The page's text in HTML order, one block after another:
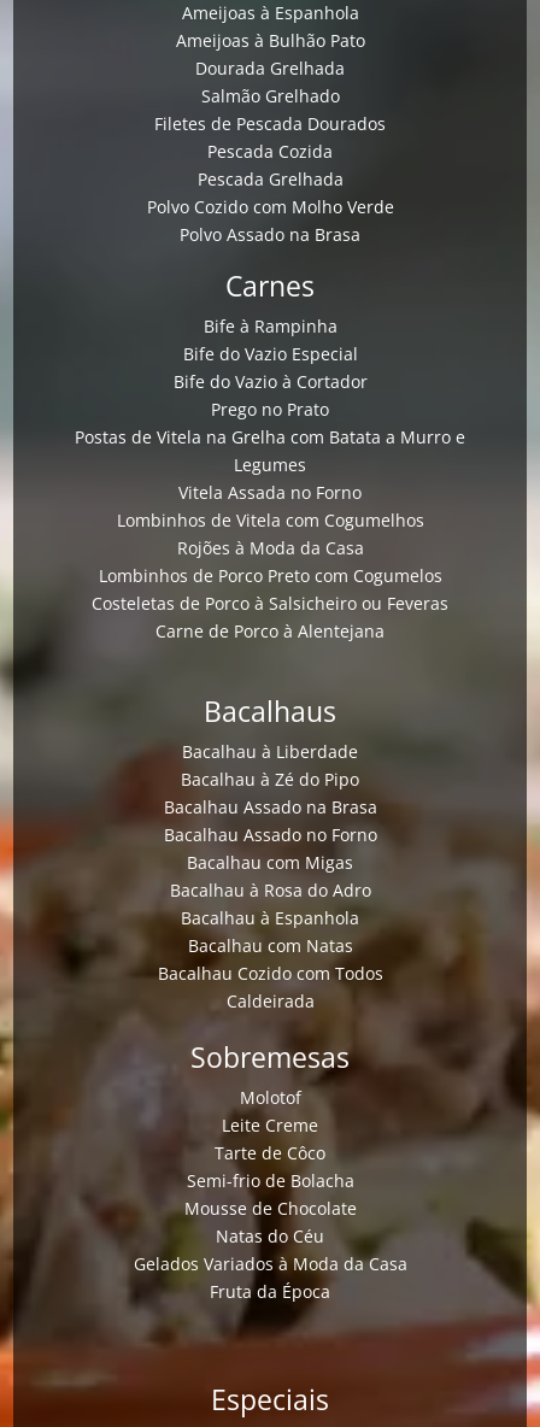
Ameijoas à Espanhola
Ameijoas à Bulhão Pato
Dourada Grelhada
Salmão Grelhado
Filetes de Pescada Dourados
Pescada Cozida
Pescada Grelhada
Polvo Cozido com Molho Verde
Polvo Assado na Brasa
Carnes
Bife à Rampinha
Bife do Vazio Especial
Bife do Vazio à Cortador
Prego no Prato
Postas de Vitela na Grelha com Batata a Murro e
Legumes
Vitela Assada no Forno
Lombinhos de Vitela com Cogumelhos
Rojões à Moda da Casa
Lombinhos de Porco Preto com Cogumelos
Costeletas de Porco à Salsicheiro ou Feveras
Carne de Porco à Alentejana
Bacalhaus
Bacalhau à Liberdade
Bacalhau à Zé do Pipo
Bacalhau Assado na Brasa
Bacalhau Assado no Forno
Bacalhau com Migas
Bacalhau à Rosa do Adro
Bacalhau à Espanhola
Bacalhau com Natas
Bacalhau Cozido com Todos
Caldeirada
Sobremesas
Molotof
Leite Creme
Tarte de Côco
Semi-frio de Bolacha
Mousse de Chocolate
Natas do Céu
Gelados Variados à Moda da Casa
Fruta da Época
Especiais